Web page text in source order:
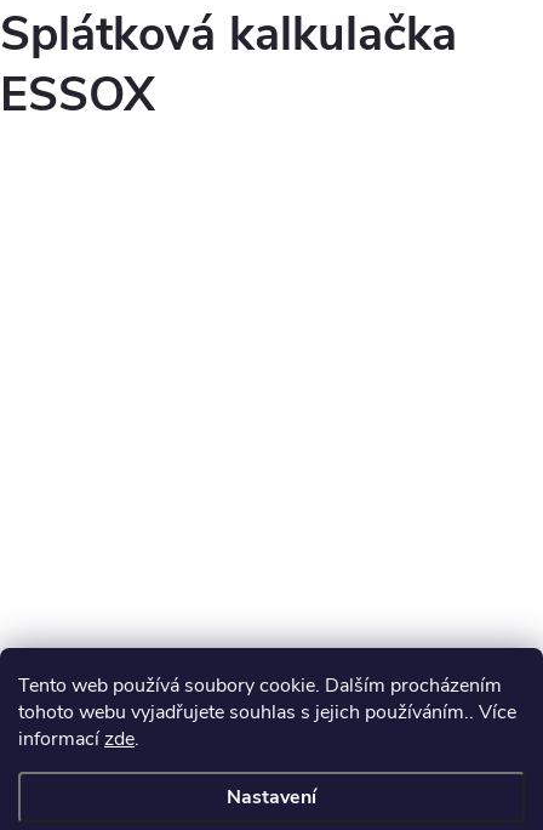
Tento web používá soubory cookie. Dalším procházením
tohoto webu vyjadřujete souhlas s jejich používáním.. Více
informacízde.
Nastavení
Splátková kalkulačka
ESSOX